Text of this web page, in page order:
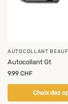
AUTOCOLLANT BEAUF
Autocollant Gt
9.99 CHF
Choix des